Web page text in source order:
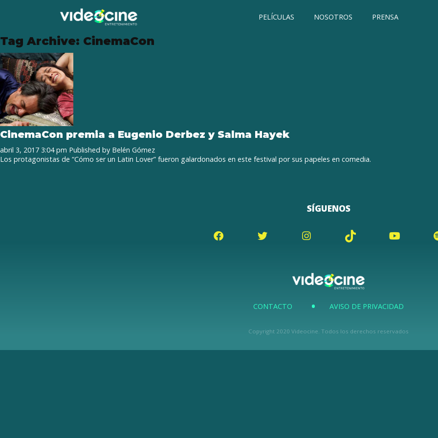
PELÍCULAS NOSOTROS PRENSA
Tag Archive: CinemaCon
CinemaCon premia a Eugenio Derbez y Salma Hayek
abril 3, 2017 3:04 pm Published by Belén Gómez
Los protagonistas de “Cómo ser un Latin Lover” fueron galardonados en este festival por sus papeles en comedia.
SÍGUENOS
CONTACTO AVISO DE PRIVACIDAD
Copyright 2020 Videocine. Todos los derechos reservados